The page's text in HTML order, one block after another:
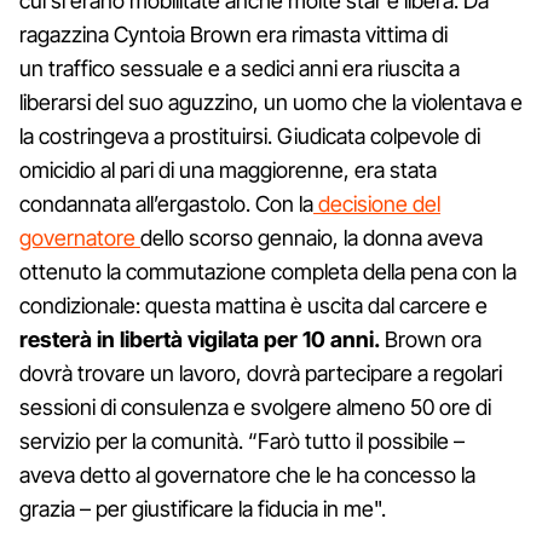
ragazzina Cyntoia Brown era rimasta vittima di
un traffico sessuale e a sedici anni era riuscita a
liberarsi del suo aguzzino, un uomo che la violentava e
la costringeva a prostituirsi. Giudicata colpevole di
omicidio al pari di una maggiorenne, era stata
condannata all’ergastolo. Con ladecisione del
governatoredello scorso gennaio, la donna aveva
ottenuto la commutazione completa della pena con la
condizionale: questa mattina è uscita dal carcere e
resterà in libertà vigilata per 10 anni. Brown ora
dovrà trovare un lavoro, dovrà partecipare a regolari
sessioni di consulenza e svolgere almeno 50 ore di
servizio per la comunità. “Farò tutto il possibile –
aveva detto al governatore che le ha concesso la
grazia – per giustificare la fiducia in me".